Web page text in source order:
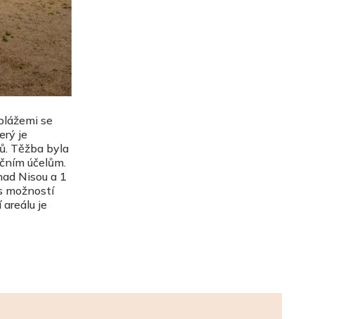
se
je
Těžba byla
účelům.
Nisou a 1
možností
je